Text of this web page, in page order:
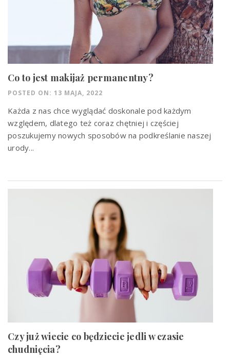
Co to jest makijaż permanentny?
POSTED ON: 13 MAJA, 2022
Każda z nas chce wyglądać doskonale pod każdym
względem, dlatego też coraz chętniej i częściej
poszukujemy nowych sposobów na podkreślanie naszej
urody...
Czy już wiecie co będziecie jedli w czasie
chudnięcia?